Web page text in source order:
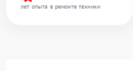
лет опыта в ремонте техники